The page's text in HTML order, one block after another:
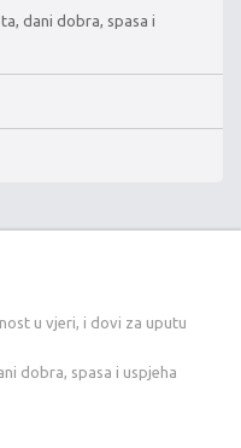
dani dobra, spasa i
u vjeri, i dovi za uputu
dobra, spasa i uspjeha